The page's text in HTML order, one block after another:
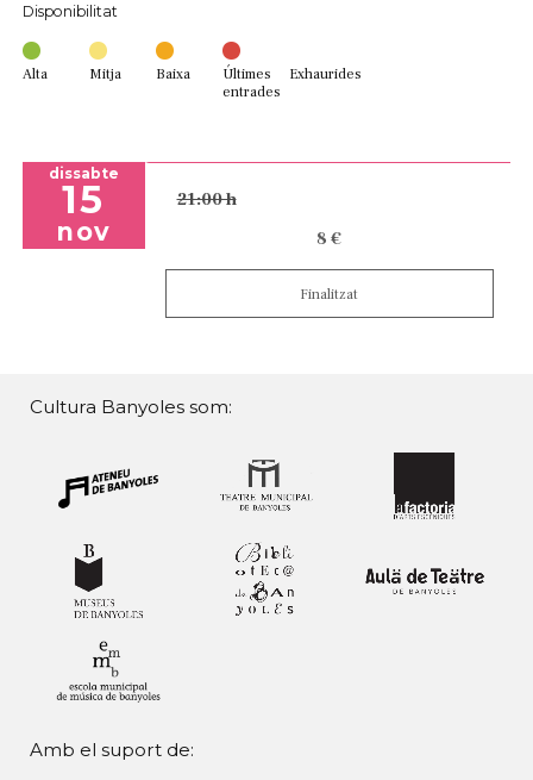
Disponibilitat
Alta Mitja Baixa
Últimes
entrades
Exhaurides
dissabte
15
nov
21:00 h
8 €
Finalitzat
Cultura Banyoles som:
Amb el suport de: